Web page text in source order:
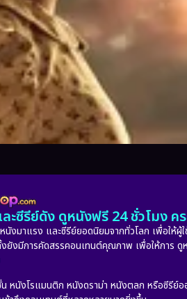
ะซีรีย์ดัง ดูหนังฟรี 24 ชั่วโมง ค
าแรง และซีรีย์ยอดนิยมจากทั่วโลก เพื่อให้
ยังมีการคัดสรรคอนเทนต์คุณภาพ เพื่อให้การ
หนังโรแมนติก หนังดราม่า หนังตลก หรือซีรี